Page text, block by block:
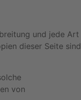
und jede Art
dieser Seite sind
von